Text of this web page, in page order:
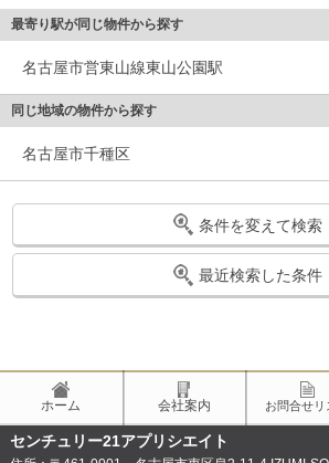
最寄り駅が同じ物件から探す
名古屋市営東山線東山公園駅
同じ地域の物件から探す
名古屋市千種区
条件を変えて検索
最近検索した条件
ホーム 会社案内 お問合せリ
センチュリー21アプリシエイト